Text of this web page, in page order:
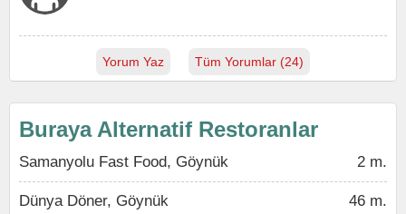
Yorum Yaz Tüm Yorumlar (24)
Buraya Alternatif Restoranlar
Samanyolu Fast Food, Göynük 2 m.
Dünya Döner, Göynük 46 m.